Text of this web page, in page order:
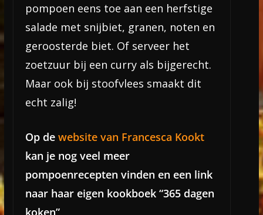
pompoen eens toe aan een herfstige
salade met snijbiet, granen, noten en
geroosterde biet. Of serveer het
zoetzuur bij een curry als bijgerecht.
Maar ook bij stoofvlees smaakt dit
echt zalig!
Op de website van Francesca Kookt
kan je nog veel meer
pompoenrecepten vinden en een link
naar haar eigen kookboek “365 dagen
koken”